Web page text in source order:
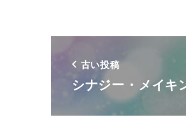
古い投稿
シナジー・メイキ